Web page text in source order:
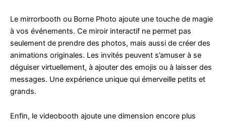
Le mirrorbooth ou Borne Photo ajoute une touche de magie
à vos événements. Ce miroir interactif ne permet pas
seulement de prendre des photos, mais aussi de créer des
animations originales. Les invités peuvent s’amuser à se
déguiser virtuellement, à ajouter des emojis ou à laisser des
messages. Une expérience unique qui émerveille petits et
grands.
Enfin, le videobooth ajoute une dimension encore plus